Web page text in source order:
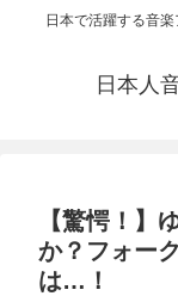
日本で活躍する音
日本人
【驚愕！】
か？フォー
は…！